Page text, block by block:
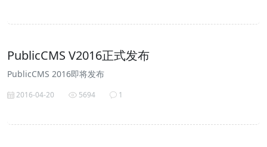
PublicCMS V2016正式发布
PublicCMS 2016即将发布
2016-04-20 5694 1